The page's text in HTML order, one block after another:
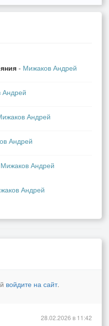
- Мижаков Андрей
Андрей
Андрей
Андрей
Мижаков Андрей
Андрей
войдите на сайт.
28.02.2026 в 11:42